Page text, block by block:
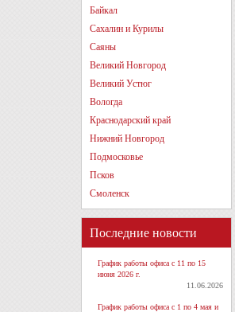
Байкал
Сахалин и Курилы
Саяны
Великий Новгород
Великий Устюг
Вологда
Краснодарский край
Нижний Новгород
Подмосковье
Псков
Смоленск
Последние новости
График работы офиса с 11 по 15
июня 2026 г.
11.06.2026
График работы офиса с 1 по 4 мая и